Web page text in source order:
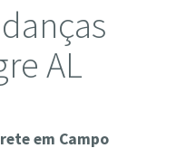
AL
em Campo